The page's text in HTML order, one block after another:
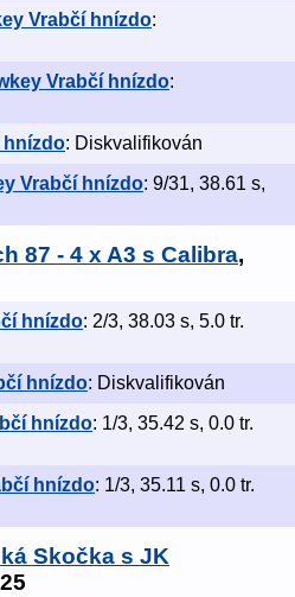
Vrabčí hnízdo:
Vrabčí hnízdo:
hnízdo: Diskvalifikován
Vrabčí hnízdo: 9/31, 38.61 s,
87 - 4 x A3 s Calibra,
hnízdo: 2/3, 38.03 s, 5.0 tr.
hnízdo: Diskvalifikován
hnízdo: 1/3, 35.42 s, 0.0 tr.
hnízdo: 1/3, 35.11 s, 0.0 tr.
Skočka s JK